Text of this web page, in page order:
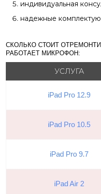
индивидуальная
надежные
СКОЛЬКО СТОИТ
РАБОТАЕТ МИКРОФОН:
УСЛУГА
iPad Pro 12.9
iPad Pro 10.5
iPad Pro 9.7
iPad Air 2